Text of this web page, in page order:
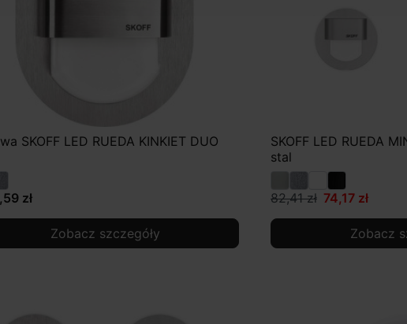
SKOFF LED RUEDA KINKIET DUO
zł
Zobacz szczegóły
SKOFF LED RUEDA
stal
82,41 zł 74,17 zł
Zobacz